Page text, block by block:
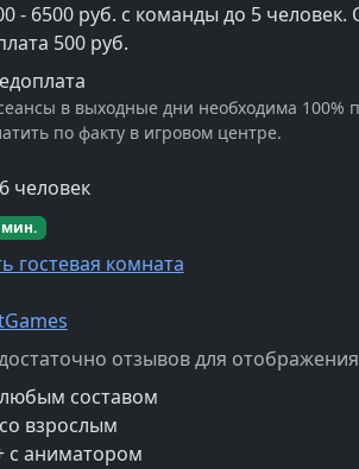
- 6500 руб. с команды до 5
500 руб.
в выходные дни необходима 100%
по факту в игровом центре.
6человек
мин.
гостевая комната
отзывов для
составом
со взрослым
с аниматором